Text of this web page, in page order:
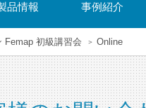
品情報 事例紹介
Femap 初級講習会 Online